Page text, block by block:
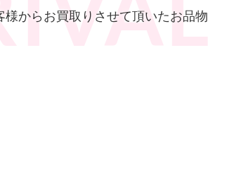
からお買取りさせて頂いたお品物